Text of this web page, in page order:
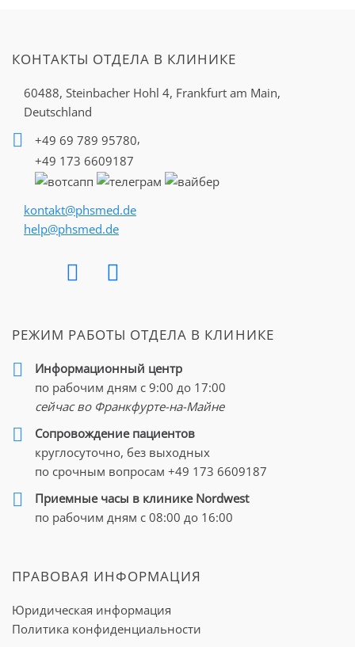
КОНТАКТЫ ОТДЕЛА В КЛИНИКЕ
60488, Steinbacher Hohl 4, Frankfurt am Main,
Deutschland
+49 69 789 95780,
+49 173 6609187
kontakt@phsmed.de
help@phsmed.de
РЕЖИМ РАБОТЫ ОТДЕЛА В КЛИНИКЕ
Информационный центр
по рабочим дням с 9:00 до 17:00
сейчас во Франкфурте-на-Майне
Cопровождение пациентов
круглосуточно, без выходных
по срочным вопросам +49 173 6609187
Приемные часы в клинике Nordwest
по рабочим дням с 08:00 до 16:00
ПРАВОВАЯ ИНФОРМАЦИЯ
Юридическая информация
Политика конфиденциальности